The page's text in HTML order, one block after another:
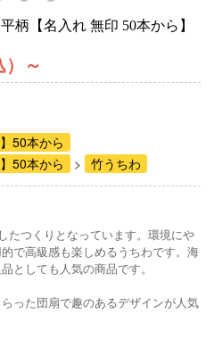
柄【名入れ 無印 50本から】
～
50本から
50本から 竹うちわ
たつくりとなっています。環境にや
で高級感も楽しめるうちわです。海
としても人気の商品です。
った団扇で趣のあるデザインが人気